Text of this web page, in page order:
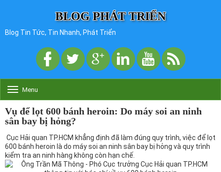
BLOG PHÁT TRIỂN
Blog Tin Tức, Tin Nhanh, Phát Triển
o
g
e
n
Menu
Vụ để lọt 600 bánh heroin: Do máy soi an ninh
sân bay bị hỏng?
Cục Hải quan TP.HCM khẳng định đã làm đúng quy trình, việc để lọt
600 bánh heroin là do máy soi an ninh sân bay bị hỏng và quy trình
kiểm tra an ninh hàng không còn hạn chế.